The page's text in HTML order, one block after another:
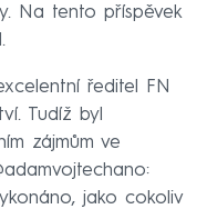
Na tento příspěvek
ředitel FN
Tudíž byl
zájmům ve
jako cokoliv